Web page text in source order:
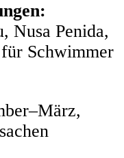
Nusa Penida,
Schwimmer